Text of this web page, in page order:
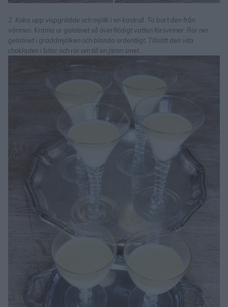
2. Koka upp vispgrädde och mjölk i en kastrull. Ta bort den från
värmen. Krama ur gelatinet så överflödigt vatten försvinner. Rör ner
gelatinet i gräddmjölken och blanda ordentligt. Tillsätt den vita
chokladen i bitar och rör om till en jämn smet.